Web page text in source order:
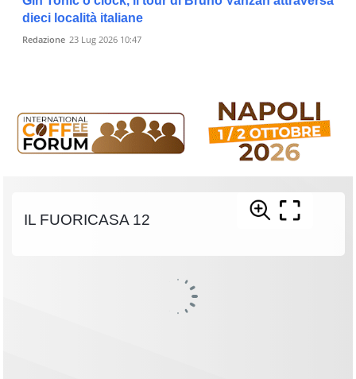
dieci località italiane
Redazione 23 Lug 2026 10:47